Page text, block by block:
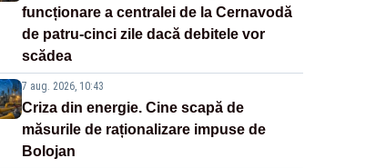
funcționare a centralei de la Cernavodă
de patru-cinci zile dacă debitele vor
scădea
7 aug. 2026, 10:43
Criza din energie. Cine scapă de
măsurile de raționalizare impuse de
Bolojan